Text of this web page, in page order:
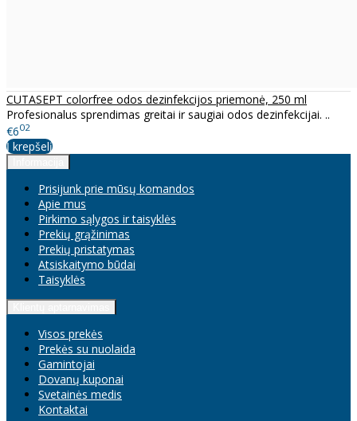
CUTASEPT colorfree odos dezinfekcijos priemonė, 250 ml
Profesionalus sprendimas greitai ir saugiai odos dezinfekcijai. ..
€602
Į krepšelį
Prisijunk prie mūsų komandos
Apie mus
Pirkimo sąlygos ir taisyklės
Prekių grąžinimas
Prekių pristatymas
Atsiskaitymo būdai
Taisyklės
Visos prekės
Prekės su nuolaida
Gamintojai
Dovanų kuponai
Svetainės medis
Kontaktai